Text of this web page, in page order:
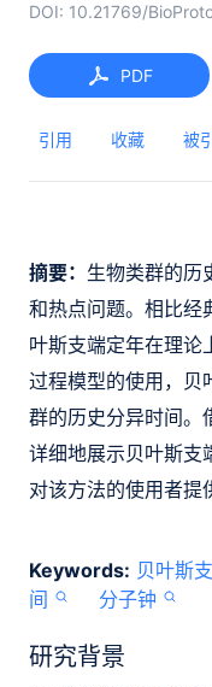
DOI: 10.21769/
PDF
引用 收藏 被
摘要： 生物类群的历
和热点问题。相比经
叶斯支端定年在理论
过程模型的使用，贝
群的历史分异时间。
详细地展示贝叶斯支
对该方法的使用者提
Keywords: 贝叶斯
间
分子钟
研究背景